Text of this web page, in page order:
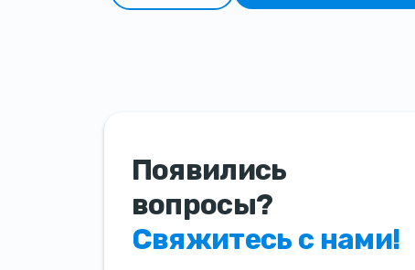
Появились
вопросы?
Свяжитесь с нами!